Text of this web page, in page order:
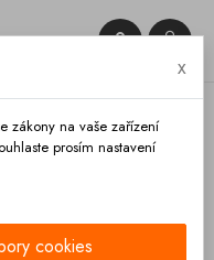


x
zákony na vaše zařízení
prosím nastavení
cookies